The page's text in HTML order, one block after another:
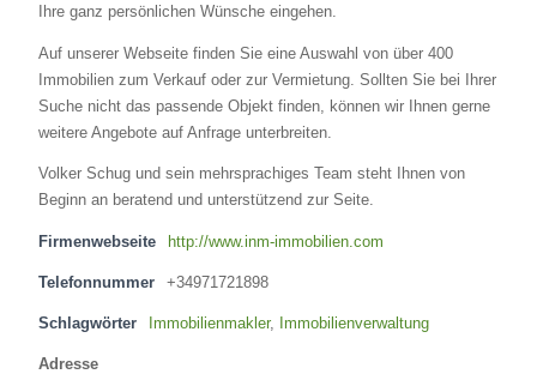
Ihre ganz persönlichen Wünsche eingehen.
Auf unserer Webseite finden Sie eine Auswahl von über 400
Immobilien zum Verkauf oder zur Vermietung. Sollten Sie bei Ihrer
Suche nicht das passende Objekt finden, können wir Ihnen gerne
weitere Angebote auf Anfrage unterbreiten.
Volker Schug und sein mehrsprachiges Team steht Ihnen von
Beginn an beratend und unterstützend zur Seite.
Firmenwebseite http://www.inm-immobilien.com
Telefonnummer +34971721898
Schlagwörter Immobilienmakler, Immobilienverwaltung
Adresse